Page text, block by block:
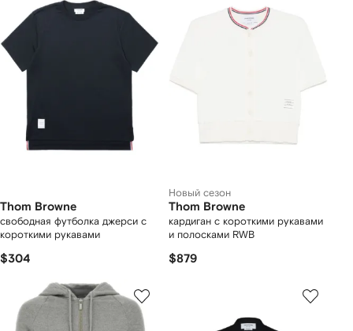
Thom Browne
свободная футболка джерси с
короткими рукавами
$304
Новый сезон
Thom Browne
кардиган с короткими рукавами
и полосками RWB
$879